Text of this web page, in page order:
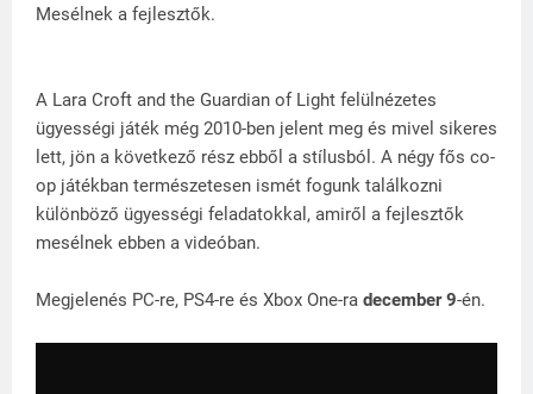
Mesélnek a fejlesztők.
A Lara Croft and the Guardian of Light felülnézetes
ügyességi játék még 2010-ben jelent meg és mivel sikeres
lett, jön a következő rész ebből a stílusból. A négy fős co-
op játékban természetesen ismét fogunk találkozni
különböző ügyességi feladatokkal, amiről a fejlesztők
mesélnek ebben a videóban.
Megjelenés PC-re, PS4-re és Xbox One-ra december 9-én.